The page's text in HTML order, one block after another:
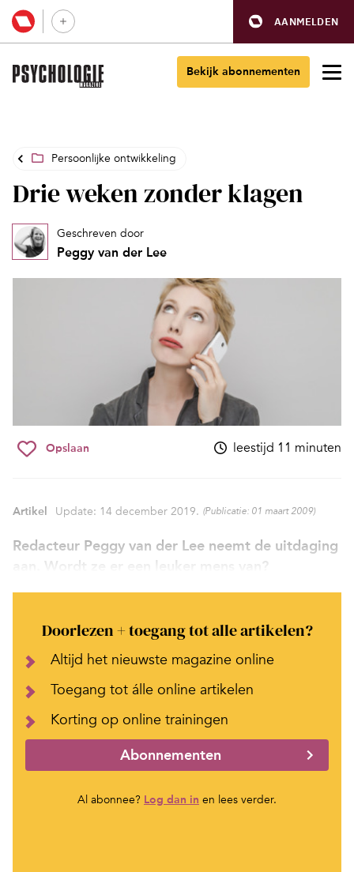
AANMELDEN
Bekijk abonnementen
Persoonlijke ontwikkeling
Drie weken zonder klagen
Geschreven door
Peggy van der Lee
Opslaan leestijd 11 minuten
Artikel Update: 14 december 2019. (Publicatie: 01 maart 2009)
Redacteur Peggy van der Lee neemt de uitdaging
aan. Wordt ze er een leuker mens van?
Doorlezen + toegang tot alle artikelen?
Altijd het nieuwste magazine online
Toegang tot álle online artikelen
Korting op online trainingen
Abonnementen
Al abonnee? Log dan in en lees verder.